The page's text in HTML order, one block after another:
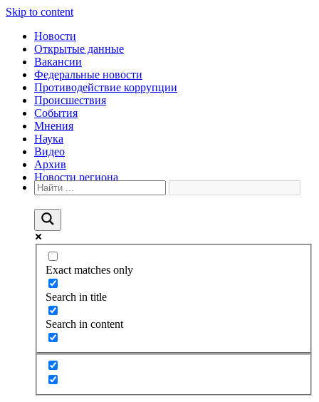
Skip to content
Новости
Открытые данные
Вакансии
Федеральные новости
Противодействие коррупции
Происшествия
События
Мнения
Наука
Видео
Архив
Новости региона
Exact matches only
Search in title
Search in content